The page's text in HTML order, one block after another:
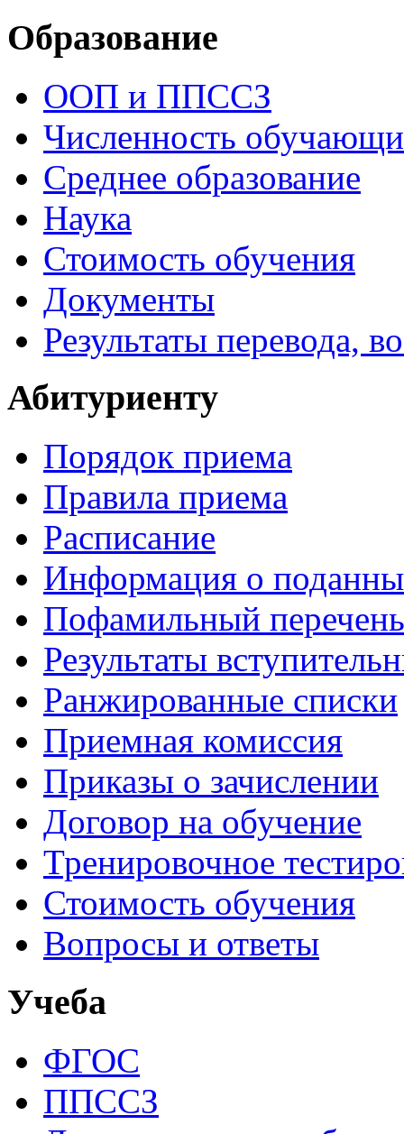
Образование
ООП и ППССЗ
Численность
Среднее образование
Наука
Стоимость обучения
Документы
Результаты перевода,
Абитуриенту
Порядок приема
Правила приема
Расписание
Информация о
Пофамильный
Результаты
Ранжированные списки
Приемная комиссия
Приказы о зачислении
Договор на обучение
Тренировочное
Стоимость обучения
Вопросы и ответы
Учеба
ФГОС
ППССЗ